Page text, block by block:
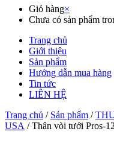
Giỏ hàng×
Chưa có sản phẩm
Trang chủ
Giới thiệu
Sản phẩm
Hướng dẫn mua hàng
Tin tức
LIÊN HỆ
Trang chủ / Sản phẩm /
USA / Thân vòi tưới Pros-